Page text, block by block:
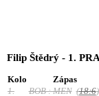
Filip Štědrý - 1.
Kolo Zápas
1.
BOB : MEN (18:6)